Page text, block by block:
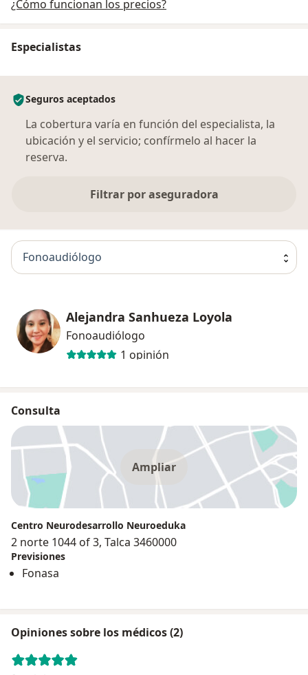
¿Cómo funcionan los precios?
Especialistas
Seguros aceptados
La cobertura varía en función del especialista, la
ubicación y el servicio; confírmelo al hacer la
reserva.
Filtrar por aseguradora
Fonoaudiólogo
Alejandra Sanhueza Loyola
Fonoaudiólogo
1 opinión
Consulta
Ampliar
Centro Neurodesarrollo Neuroeduka
2 norte 1044 of 3, Talca 3460000
Previsiones
Fonasa
Opiniones sobre los médicos (2)